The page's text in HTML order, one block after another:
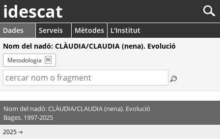
idescat
Dades Serveis Mètodes
L'Institut
Nom del nadó: CLÀUDIA/CLAUDIA (nena). Evolució
Metodologia
Nom del nadó: CLÀUDIA/CLAUDIA (nena). Evolució
Bages. 1997-2025
2025